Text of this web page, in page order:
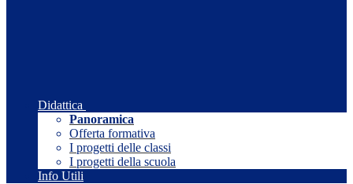
Didattica
Panoramica
Offerta formativa
I progetti delle classi
I progetti della scuola
Info Utili